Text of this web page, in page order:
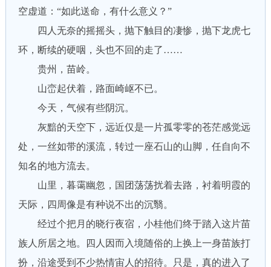
空虚道：“如此送命，有什么意义？”
四人无奈的摇摇头，抛下触目的凄惨，抛下龙虎七
环，断续的硬咽，头也不回的走了……
贵州，苗岭。
山峦起伏着，路面崎岖不已。
今天，气候有些阴沉。
灰黯的天空下，远近仅是一片孤零零的苍茫感觉远
处，一丝如带的溪流，转过一座石山的山脚，任自向不
知名的地方流去。
山里，暮霭幽忽，国团荡荡扰着去路，衬着明霞的
天际，四周像是有种说不出的沉翳。
经过个把月的晓行夜宿，小桂他们终于踏入这片苗
族人所居之地。四人因而入境随俗的上换上一身苗族打
扮，沿途受到不少热情宙人的招待。只是，真的进入了